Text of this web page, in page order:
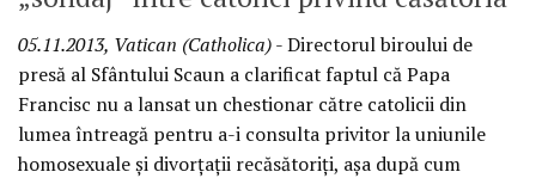
05.11.2013, Vatican (Catholica)- Directorul biroului de
presă al Sfântului Scaun a clarificat faptul că Papa
Francisc nu a lansat un chestionar către catolicii din
lumea întreagă pentru a-i consulta privitor la uniunile
homosexuale şi divorţaţii recăsătoriţi, aşa după cum